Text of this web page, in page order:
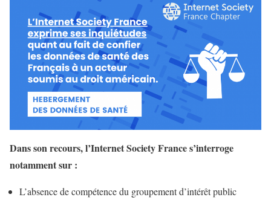
Dans son recours, l’Internet Society France s’interroge
notamment sur :
L’absence de compétence du groupement d’intérêt public